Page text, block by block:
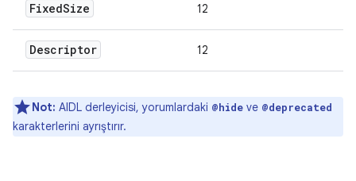
FixedSize 12
Descriptor 12
Not: AIDL derleyicisi, yorumlardaki @hide ve @deprecated
karakterlerini ayrıştırır.